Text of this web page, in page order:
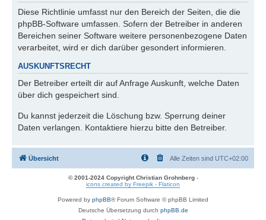
Diese Richtlinie umfasst nur den Bereich der Seiten, die die
phpBB-Software umfassen. Sofern der Betreiber in anderen
Bereichen seiner Software weitere personenbezogene Daten
verarbeitet, wird er dich darüber gesondert informieren.
AUSKUNFTSRECHT
Der Betreiber erteilt dir auf Anfrage Auskunft, welche Daten
über dich gespeichert sind.
Du kannst jederzeit die Löschung bzw. Sperrung deiner
Daten verlangen. Kontaktiere hierzu bitte den Betreiber.
Übersicht Alle Zeiten sind UTC+02:00
© 2001-2024 Copyright Christian Grohnberg-
icons created by Freepik - Flaticon
Powered by phpBB® Forum Software © phpBB Limited
Deutsche Übersetzung durch phpBB.de